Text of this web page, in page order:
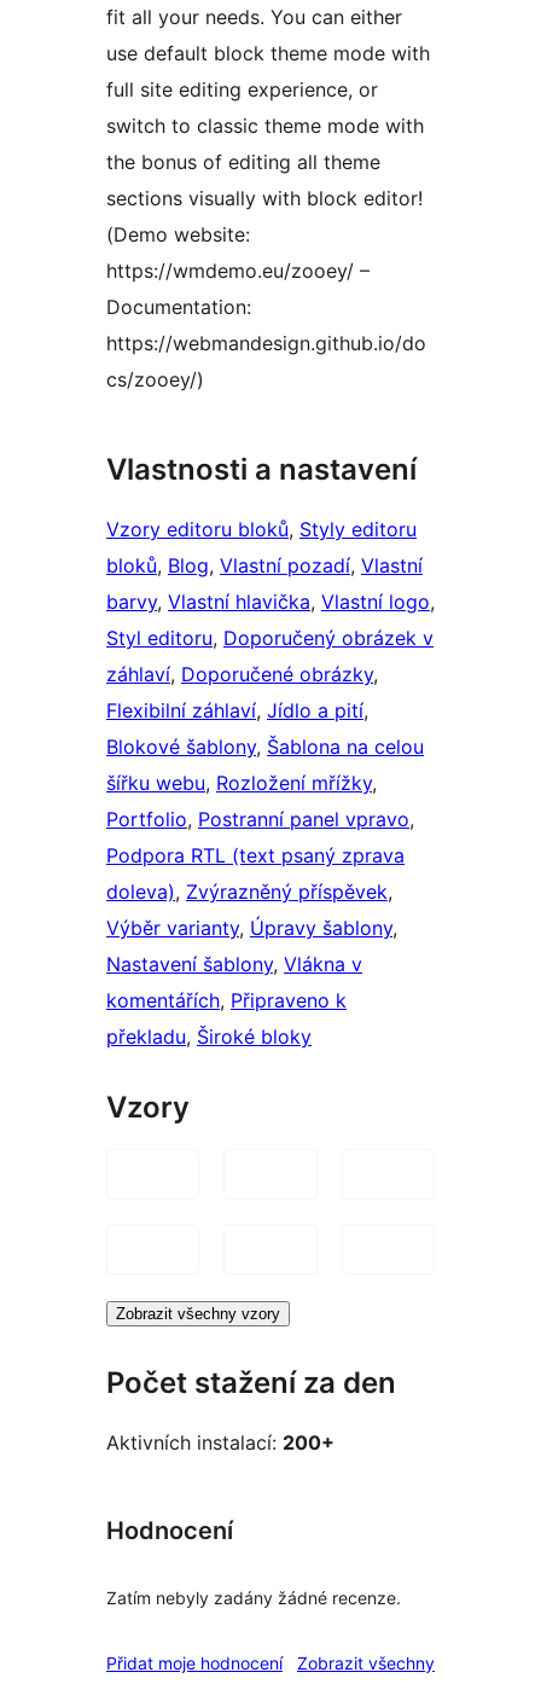
fit all your needs. You can either
use default block theme mode with
full site editing experience, or
switch to classic theme mode with
the bonus of editing all theme
sections visually with block editor!
(Demo website:
https://wmdemo.eu/zooey/ –
Documentation:
https://webmandesign.github.io/do
cs/zooey/)
Vlastnosti a nastavení
Vzory editoru bloků, Styly editoru
bloků, Blog, Vlastní pozadí, Vlastní
barvy, Vlastní hlavička, Vlastní logo
Styl editoru, Doporučený obrázek v
záhlaví, Doporučené obrázky
Flexibilní záhlaví, Jídlo a pití
Blokové šablony, Šablona na celou
šířku webu, Rozložení mřížky
Portfolio, Postranní panel vpravo
Podpora RTL (text psaný zprava
doleva), Zvýrazněný příspěvek
Výběr varianty, Úpravy šablony
Nastavení šablony, Vlákna v
komentářích, Připraveno k
překladu, Široké bloky
Vzory
Zobrazit všechny vzory
Počet stažení za den
Aktivních instalací: 200+
Hodnocení
Zatím nebyly zadány žádné recenze.
Přidat moje hodnocení Zobrazit všechnyrecenze